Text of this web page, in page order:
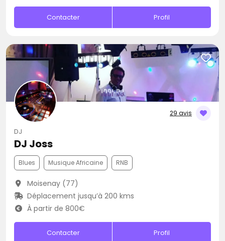
Contacter Profil
29 avis
DJ
DJ Joss
Blues Musique Africaine RNB
Moisenay (77)
Déplacement jusqu’à 200 kms
À partir de 800€
Contacter Profil